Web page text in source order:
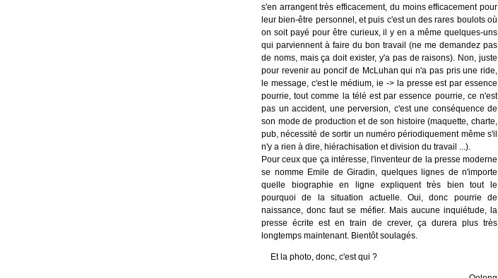
s'en arrangent très efficacement, du moins efficacement pour
leur bien-être personnel, et puis c'est un des rares boulots où
on soit payé pour être curieux, il y en a même quelques-uns
qui parviennent à faire du bon travail (ne me demandez pas
de noms, mais ça doit exister, y'a pas de raisons). Non, juste
pour revenir au poncif de McLuhan qui n'a pas pris une ride,
le message, c'est le médium, ie -> la presse est par essence
pourrie, tout comme la télé est par essence pourrie, ce n'est
pas un accident, une perversion, c'est une conséquence de
son mode de production et de son histoire (maquette, charte,
pub, nécessité de sortir un numéro périodiquement même s'il
n'y a rien à dire, hiérachisation et division du travail ...).
Pour ceux que ça intéresse, l'inventeur de la presse moderne
se nomme Emile de Giradin, quelques lignes de n'importe
quelle biographie en ligne expliquent très bien tout le
pourquoi de la situation actuelle. Oui, donc pourrie de
naissance, donc faut se méfier. Mais aucune inquiétude, la
presse écrite est en train de crever, ça durera plus très
longtemps maintenant. Bientôt soulagés.
Et la photo, donc, c'est qui ?